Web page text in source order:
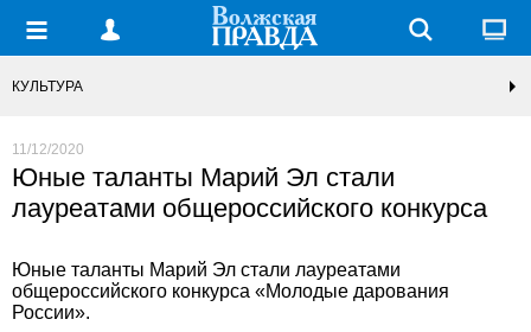
КУЛЬТУРА
11/12/2020
Юные таланты Марий Эл стали
лауреатами общероссийского конкурса
Юные таланты Марий Эл стали лауреатами
общероссийского конкурса «Молодые дарования
России».